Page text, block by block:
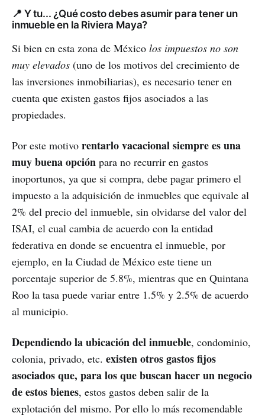
📍 Y tu... ¿Qué costo debes asumir para tener un
inmueble en la Riviera Maya?
Si bien en esta zona de México los impuestos no son
muy elevados (uno de los motivos del crecimiento de
las inversiones inmobiliarias), es necesario tener en
cuenta que existen gastos fijos asociados a las
propiedades.
Por este motivo rentarlo vacacional siempre es una
muy buena opción para no recurrir en gastos
inoportunos, ya que si compra, debe pagar primero el
impuesto a la adquisición de inmuebles que equivale al
2% del precio del inmueble, sin olvidarse del valor del
ISAI, el cual cambia de acuerdo con la entidad
federativa en donde se encuentra el inmueble, por
ejemplo, en la Ciudad de México este tiene un
porcentaje superior de 5.8%, mientras que en Quintana
Roo la tasa puede variar entre 1.5% y 2.5% de acuerdo
al municipio.
Dependiendo la ubicación del inmueble, condominio,
colonia, privado, etc. existen otros gastos fijos
asociados que, para los que buscan hacer un negocio
de estos bienes, estos gastos deben salir de la
explotación del mismo. Por ello lo más recomendable